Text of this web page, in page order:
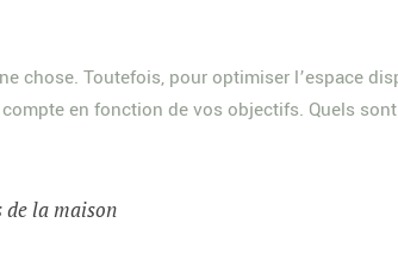
chose. Toutefois, pour optimiser l’espace
en fonction de vos objectifs. Quels
de la maison